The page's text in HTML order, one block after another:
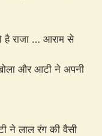
है राजा … आराम से
और आटी ने अपनी
ने लाल रंग की वैसी